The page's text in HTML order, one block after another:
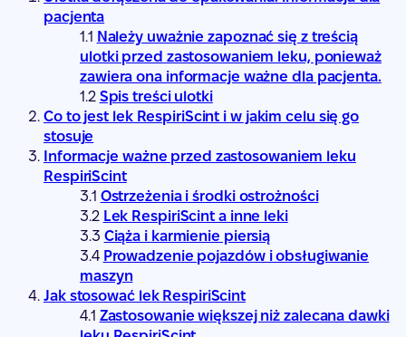
pacjenta
Należy uważnie zapoznać się z treścią
ulotki przed zastosowaniem leku, ponieważ
zawiera ona informacje ważne dla pacjenta.
Spis treści ulotki
Co to jest lek RespiriScint i w jakim celu się go
stosuje
Informacje ważne przed zastosowaniem leku
RespiriScint
Ostrzeżenia i środki ostrożności
Lek RespiriScint a inne leki
Ciąża i karmienie piersią
Prowadzenie pojazdów i obsługiwanie
maszyn
Jak stosować lek RespiriScint
Zastosowanie większej niż zalecana dawki